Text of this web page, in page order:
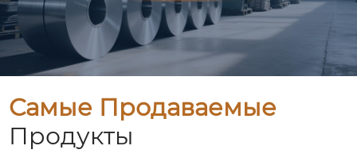
Самые Продаваемые
Продукты